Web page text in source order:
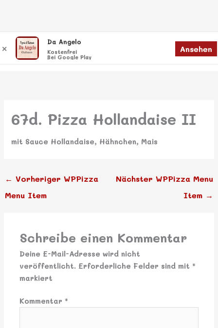
Inhalt
springen
Menü
Menü
67d. Pizza Hollandaise II
mit Sauce Hollandaise, Hähnchen, Mais
← Vorheriger WPPizza
Menu Item
Nächster WPPizza Menu
Item →
Schreibe einen Kommentar
Deine E-Mail-Adresse wird nicht
veröffentlicht. Erforderliche Felder sind mit*
markiert
Kommentar*
✕
Da Angelo
Kostenfrei
Bei Google Play
Ansehen